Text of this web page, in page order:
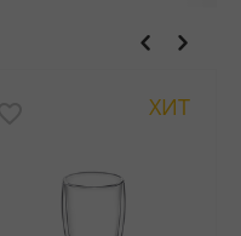
ХИТ